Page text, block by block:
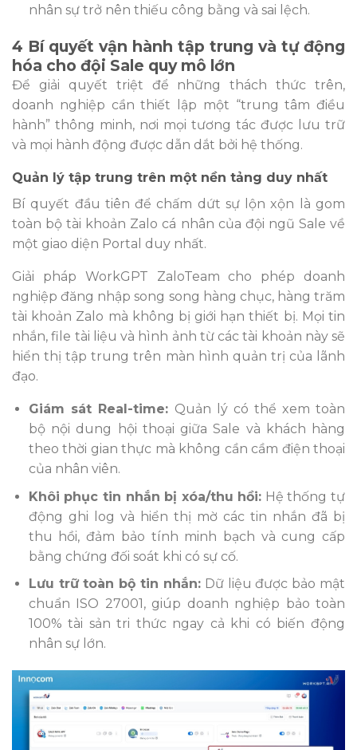
nhân sự trở nên thiếu công bằng và sai lệch.
4 Bí quyết vận hành tập trung và tự động
hóa cho đội Sale quy mô lớn
Để giải quyết triệt để những thách thức trên,
doanh nghiệp cần thiết lập một “trung tâm điều
hành” thông minh, nơi mọi tương tác được lưu trữ
và mọi hành động được dẫn dắt bởi hệ thống.
Quản lý tập trung trên một nền tảng duy nhất
Bí quyết đầu tiên để chấm dứt sự lộn xộn là gom
toàn bộ tài khoản Zalo cá nhân của đội ngũ Sale về
một giao diện Portal duy nhất.
Giải pháp WorkGPT ZaloTeam cho phép doanh
nghiệp đăng nhập song song hàng chục, hàng trăm
tài khoản Zalo mà không bị giới hạn thiết bị. Mọi tin
nhắn, file tài liệu và hình ảnh từ các tài khoản này sẽ
hiển thị tập trung trên màn hình quản trị của lãnh
đạo.
Giám sát Real-time: Quản lý có thể xem toàn
bộ nội dung hội thoại giữa Sale và khách hàng
theo thời gian thực mà không cần cầm điện thoại
của nhân viên.
Khôi phục tin nhắn bị xóa/thu hồi: Hệ thống tự
động ghi log và hiển thị mờ các tin nhắn đã bị
thu hồi, đảm bảo tính minh bạch và cung cấp
bằng chứng đối soát khi có sự cố.
Lưu trữ toàn bộ tin nhắn:Dữ liệu được bảo mật
chuẩn ISO 27001, giúp doanh nghiệp bảo toàn
100% tài sản tri thức ngay cả khi có biến động
nhân sự lớn.